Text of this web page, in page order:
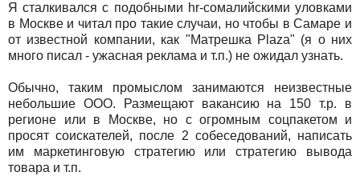
Я сталкивался с подобными hr-сомалийскими уловками
в Москве и читал про такие случаи, но чтобы в Самаре и
от известной компании, как "Матрешка Plaza" (я о них
много писал - ужасная реклама и т.п.) не ожидал узнать.
Обычно, таким промыслом занимаются неизвестные
небольшие ООО. Размещают вакансию на 150 т.р. в
регионе или в Москве, но с огромным соцпакетом и
просят соискателей, после 2 собеседований, написать
им маркетинговую стратегию или стратегию вывода
товара и т.п.